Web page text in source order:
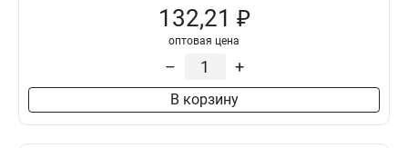
132,21 ₽
оптовая цена
– +
В корзину